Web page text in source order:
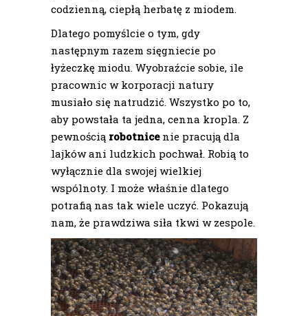
codzienną, ciepłą herbatę z miodem.
Dlatego pomyślcie o tym, gdy
następnym razem sięgniecie po
łyżeczkę miodu. Wyobraźcie sobie, ile
pracownic w korporacji natury
musiało się natrudzić. Wszystko po to,
aby powstała ta jedna, cenna kropla. Z
pewnością robotnicenie pracują dla
lajków ani ludzkich pochwał. Robią to
wyłącznie dla swojej wielkiej
wspólnoty. I może właśnie dlatego
potrafią nas tak wiele uczyć. Pokazują
nam, że prawdziwa siła tkwi w zespole.